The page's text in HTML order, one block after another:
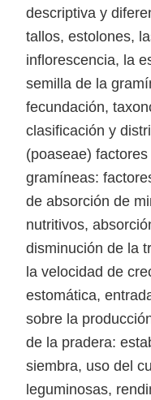
descriptiva y
tallos, estolones,
inflorescencia, la
semilla de la
fecundación,
clasificación y
(poaseae)
gramíneas:
de absorción de
nutritivos,
disminución de la
la velocidad de
estomática,
sobre la
de la pradera:
siembra, uso del
leguminosas,